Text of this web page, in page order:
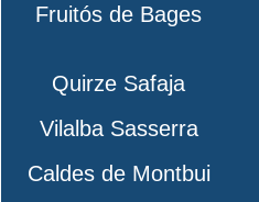
Fruitós de Bages
Quirze Safaja
Vilalba Sasserra
Caldes de Montbui